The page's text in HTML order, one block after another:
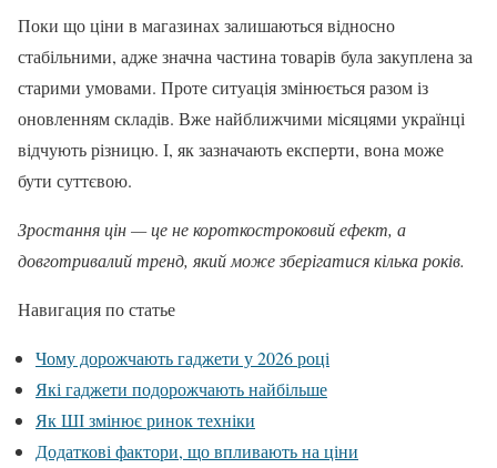
Поки що ціни в магазинах залишаються відносно
стабільними, адже значна частина товарів була закуплена за
старими умовами. Проте ситуація змінюється разом із
оновленням складів. Вже найближчими місяцями українці
відчують різницю. І, як зазначають експерти, вона може
бути суттєвою.
Зростання цін — це не короткостроковий ефект, а
довготривалий тренд, який може зберігатися кілька років.
Навигация по статье
Чому дорожчають гаджети у 2026 році
Які гаджети подорожчають найбільше
Як ШІ змінює ринок техніки
Додаткові фактори, що впливають на ціни